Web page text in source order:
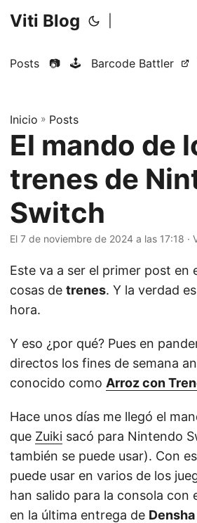
Viti Blog
Posts 📷 🕹️ Barcode Battler
Inicio » Posts
El mando de
trenes de
Switch
El 7 de noviembre de 2024 a las 17:18 ·
Este va a ser el primer post en
cosas de trenes. Y la verdad
hora.
Y eso ¿por qué? Pues en
directos los fines de semana
conocido como Arroz con
Hace unos días me llegó el
que Zuiki sacó para Nintendo
también se puede usar). Con
puede usar en varios de los
han salido para la consola con
en la última entrega de